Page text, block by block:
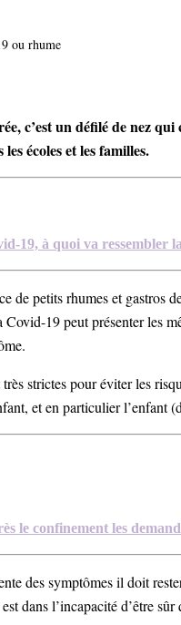
c’est un défilé de nez
écoles et les familles.
19, à quoi va ressembler
de petits rhumes et gastros
19 peut présenter les
strictes pour éviter les
et en particulier l’enfant
le confinement les
des symptômes il doit
dans l’incapacité d’être